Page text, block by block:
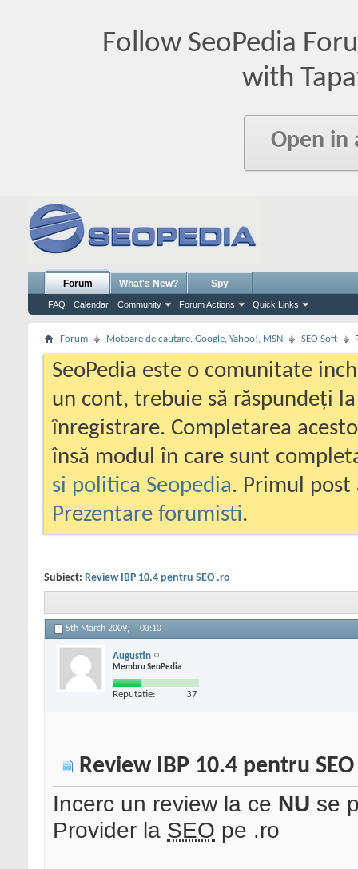
Follow SeoPedia
with
Open in
Forum
FAQ Calendar Community Forum Actions Quick Links
What's New? Spy
Forum Motoare de cautare. Google, Yahoo!, MSN SEO Soft
SeoPedia este o comunitate
un cont, trebuie să răspundeți
înregistrare. Completarea
însă modul în care sunt
si politica Seopedia. Primul
Prezentare forumisti.
Subiect: Review IBP 10.4 pentru SEO .ro
5th March 2009, 03:10
Augustin
Membru SeoPedia
Reputatie: 37
Review IBP 10.4 pentru
Incerc un review la ce NU se
Provider la SEO pe .ro